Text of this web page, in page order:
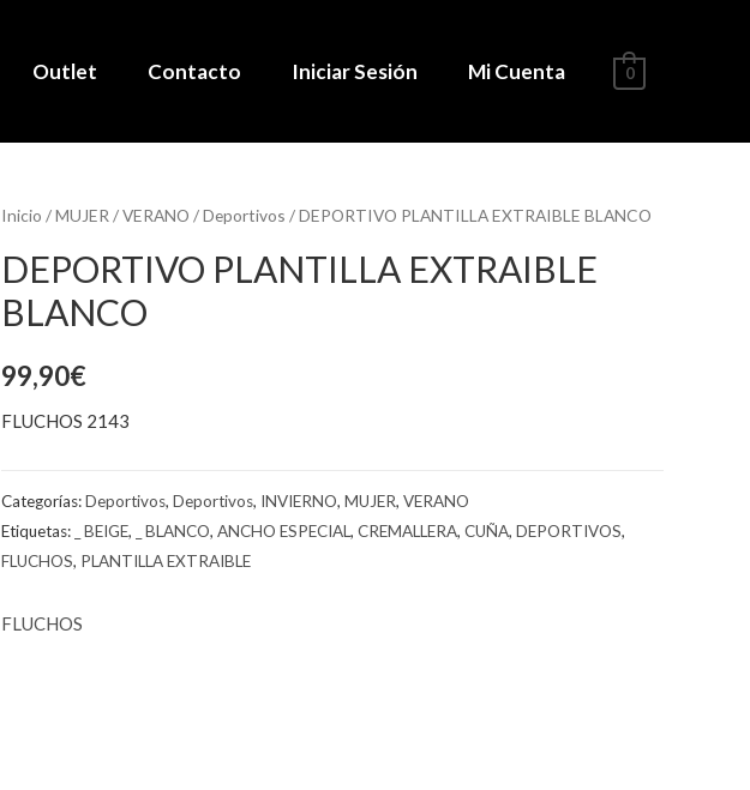
Outlet Contacto Iniciar Sesión Mi Cuenta 0
Inicio /MUJER /VERANO /Deportivos / DEPORTIVO PLANTILLA EXTRAIBLE BLANCO
DEPORTIVO PLANTILLA EXTRAIBLE
BLANCO
99,90€
FLUCHOS 2143
Categorías:Deportivos, Deportivos, INVIERNO, MUJER, VERANO
Etiquetas:
_ BEIGE, _ BLANCO, ANCHO ESPECIAL, CREMALLERA, CUÑA, DEPORTIVOS,
FLUCHOS, PLANTILLA EXTRAIBLE
FLUCHOS